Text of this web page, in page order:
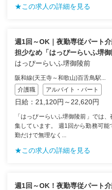
★この求人の詳細を見る
週1回～OK｜夜勤専従パート
担少なめ「はっぴーらいふ堺御
はっぴーらいふ堺御陵前
阪和線(天王寺～和歌山)百舌鳥駅...
介護職
アルバイト・パート
日給：21,120円～22,620円
「はっぴーらいふ堺御陵前」では
集しています。 週1回から勤務可
勤だけで無理なく...
★この求人の詳細を見る
週1回～OK！夜勤専従パート